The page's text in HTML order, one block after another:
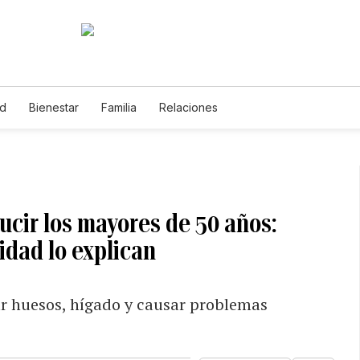
Bienestar Familia Relaciones
los mayores de 50 años:
lo explican
huesos, hígado y causar problemas